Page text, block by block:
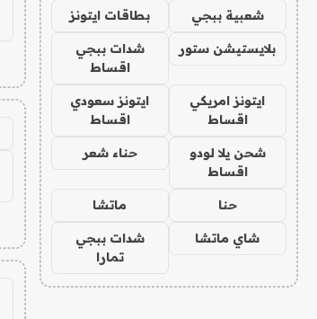
شعبية ببجي بطاقات ايتونز
بلايستيشن ستور
شدات ببجي
اقساط
ايتونز امريكي
اقساط
ايتونز سعودي
اقساط
شحن يلا لودو
اقساط
حناء شعر
حنا ماتشا
شاي ماتشا
شدات ببجي
تمارا